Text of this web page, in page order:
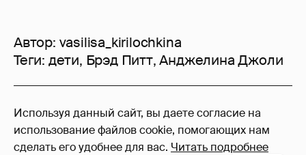
Используя данный сайт, вы даете согласие на
использование файлов cookie, помогающих нам
сделать его удобнее для вас. Читать подробнее
Автор: vasilisa_kirilochkina
Теги: дети, Брэд Питт,Анджелина Джоли
34
Войдите в аккаунт, чтобы читать и
оставлять комментарии